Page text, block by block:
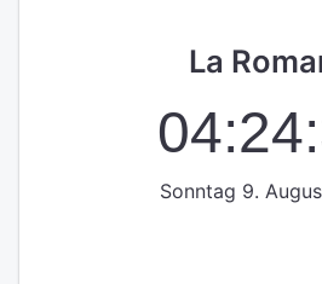
La
Sonntag 9.